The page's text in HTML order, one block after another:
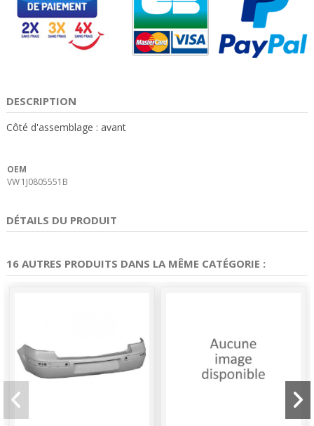
DESCRIPTION
Côté d'assemblage : avant
OEM
VW1J0805551B
DÉTAILS DU PRODUIT
16 AUTRES PRODUITS DANS LA MÊME CATÉGORIE :